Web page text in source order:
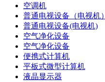
空调机
普通电视设备（电视机）
普通电视设备(电视机)
空气净化设备
空气净化设备
便携式计算机
平板式微型计算机
液晶显示器